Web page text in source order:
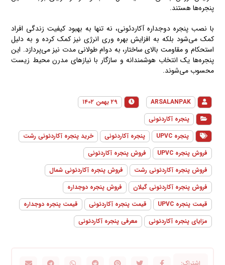
پنجره‌ها هستند.
با نصب پنجره دوجداره آکاردئونی، نه تنها به بهبود کیفیت زندگی افراد
کمک می‌شود بلکه به افزایش بهره وری انرژی نیز کمک کرده و به دلیل
استحکام و مقاومت بالای ساختار، به دوام طولانی مدت نیز می‌پردازد. این
پنجره‌ها یک انتخاب هوشمندانه و سازگار با نیازهای مدرن محیط زیست
محسوب می‌شوند.
ARSALANPAK
۲۹ بهمن ۱۴۰۲
پنجره آکاردئونی
پنجره UPVC
پنجره آکاردئونی
خرید پنجره آکاردئونی رشت
فروش پنجره UPVC
فروش پنجره آکاردئونی
فروش پنجره آکاردئونی رشت
فروش پنجره آکاردئونی شمال
فروش پنجره آکاردئونی گیلان
فروش پنجره دوجداره
قیمت پنجره UPVC
قیمت پنجره آکاردئونی
قیمت پنجره دوجداره
مزایای پنجره آکاردئونی
معرفی پنجره آکاردئونی